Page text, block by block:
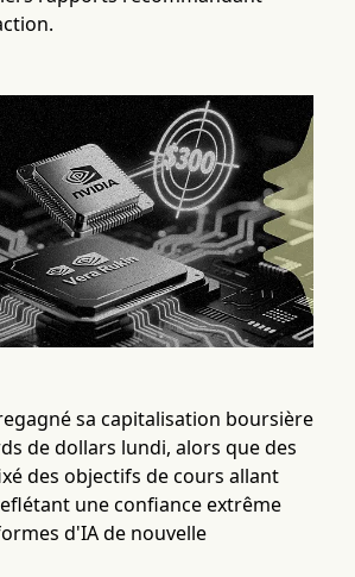
sa capitalisation boursière
de dollars lundi, alors que des
des objectifs de cours allant
une confiance extrême
d'IA de nouvelle